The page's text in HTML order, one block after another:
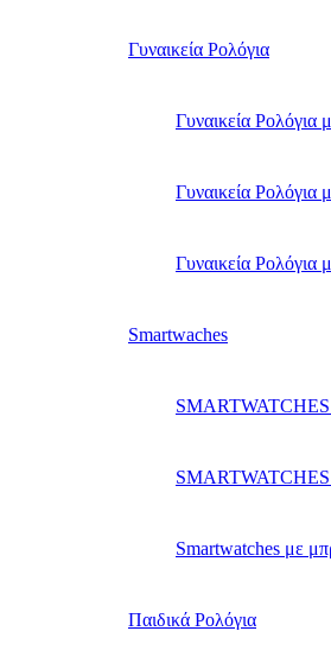
Γυναικεία Ρολόγια
Γυναικεία Ρολόγια
Γυναικεία Ρολόγια
Γυναικεία
Smartwaches
Smartwatches με
Παιδικά Ρολόγια